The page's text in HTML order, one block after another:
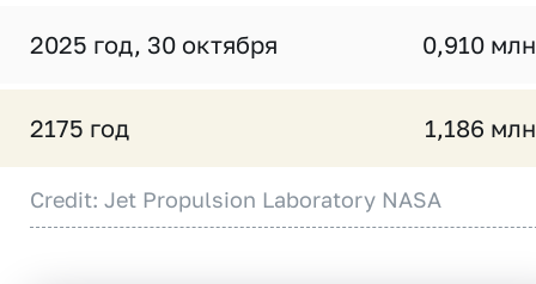
2025 год, 30 октября 0,910
2175 год 1,186
Credit: Jet Propulsion Laboratory NASA